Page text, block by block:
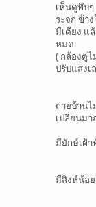
เห็นดูทึบๆ
ระจก ข้า
มีเตียง แ
หมด
( กล้องตู
ปรับแสงเ
ถ่ายบ้านไ
เปลี่ยนม
มียักษ์เฝ้
มีสิงห์น้อย